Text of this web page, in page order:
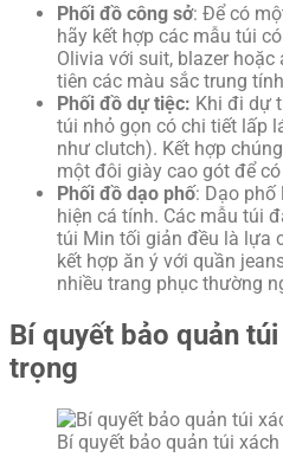
Phối đồ công sở: Để có
hãy kết hợp các mẫu túi
Olivia với suit, blazer hoặc
tiên các màu sắc trung
Phối đồ dự tiệc: Khi đi dự
túi nhỏ gọn có chi tiết lấp
như clutch). Kết hợp
một đôi giày cao gót để
Phối đồ dạo phố: Dạo phố
hiện cá tính. Các mẫu túi
túi Min tối giản đều là lựa
kết hợp ăn ý với quần
nhiều trang phục thường
Bí quyết bảo quản
trọng
Bí quyết bảo quản túi